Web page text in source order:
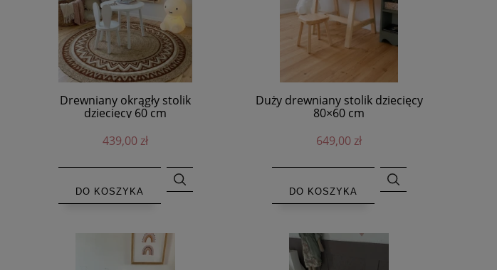
Drewniany okrągły stolik
dziecięcy 60 cm
439,00 zł
DO KOSZYKA
Duży drewniany stolik dziecięcy
80×60 cm
649,00 zł
DO KOSZYKA